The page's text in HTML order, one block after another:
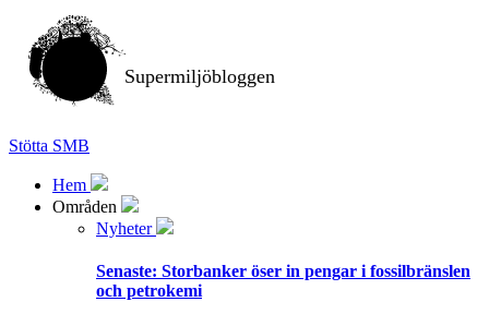
Supermiljöbloggen
Stötta SMB
Hem
Områden
Nyheter
Senaste: Storbanker öser in pengar i fossilbränslen
och petrokemi